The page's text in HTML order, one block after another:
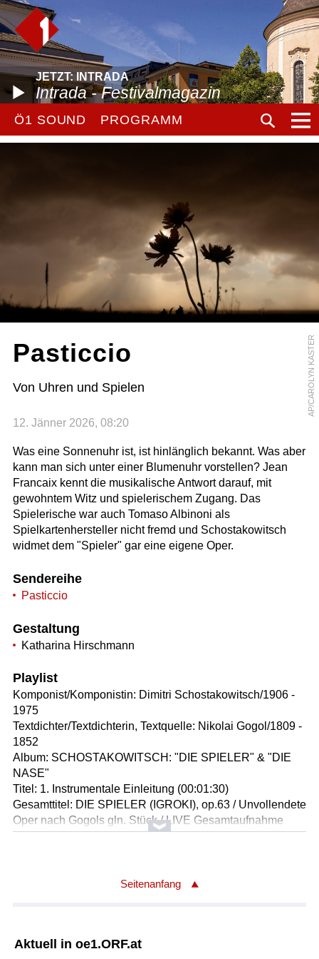
JETZT: INTRADA
Intrada - Festivalmagazin
Ö1 SOUND PROGRAMM
AP/CAROLYN KASTER
Pasticcio
Von Uhren und Spielen
12. Jänner 2026, 08:20
Was eine Sonnenuhr ist, ist hinlänglich bekannt. Was aber
kann man sich unter einer Blumenuhr vorstellen? Jean
Francaix kennt die musikalische Antwort darauf, mit
gewohntem Witz und spielerischem Zugang. Das
Spielerische war auch Tomaso Albinoni als
Spielkartenhersteller nicht fremd und Schostakowitsch
widmet dem "Spieler" gar eine eigene Oper.
Sendereihe
Pasticcio
Gestaltung
Katharina Hirschmann
Playlist
Komponist/Komponistin: Dimitri Schostakowitsch/1906 -
1975
Textdichter/Textdichterin, Textquelle: Nikolai Gogol/1809 -
1852
Album: SCHOSTAKOWITSCH: "DIE SPIELER" & "DIE
NASE"
Titel: 1. Instrumentale Einleitung (00:01:30)
Gesamttitel: DIE SPIELER (IGROKI), op.63 / Unvollendete
Oper nach Gogols gln. Stück / LIVE Gesamtaufnahme
v.1978 in RUSSISCHER Sprache; Weltpremiere
Leitung: Gennadij Roshdestwenskij
Solist/Solistin: Vladimir Tarkhov /Ikharyov, ein Spieler,
Seitenanfang
Aktuell in oe1.ORF.at